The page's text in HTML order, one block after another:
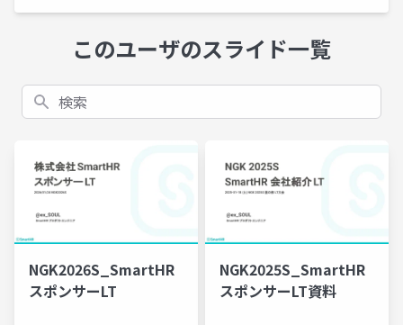
このユーザのスライド一覧
検索
NGK2026S_SmartHR
スポンサーLT
NGK2025S_SmartHR
スポンサーLT資料